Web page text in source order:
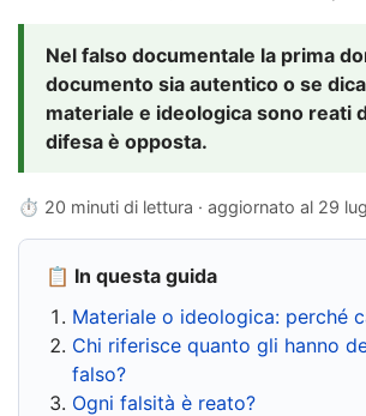
Nel falso documentale la prima
documento sia autentico o se
materiale e ideologica sono reati
difesa è opposta.
⏱ 20 minuti di lettura · aggiornato al 29
📋 In questa guida
Materiale o ideologica: perché
Chi riferisce quanto gli hanno
falso?
Ogni falsità è reato?